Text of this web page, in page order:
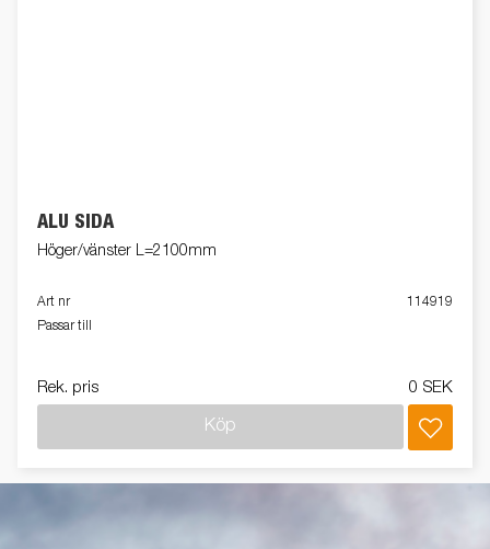
ALU SIDA
Höger/vänster L=2100mm
Art nr
114919
Passar till
Rek. pris 0 SEK
Köp